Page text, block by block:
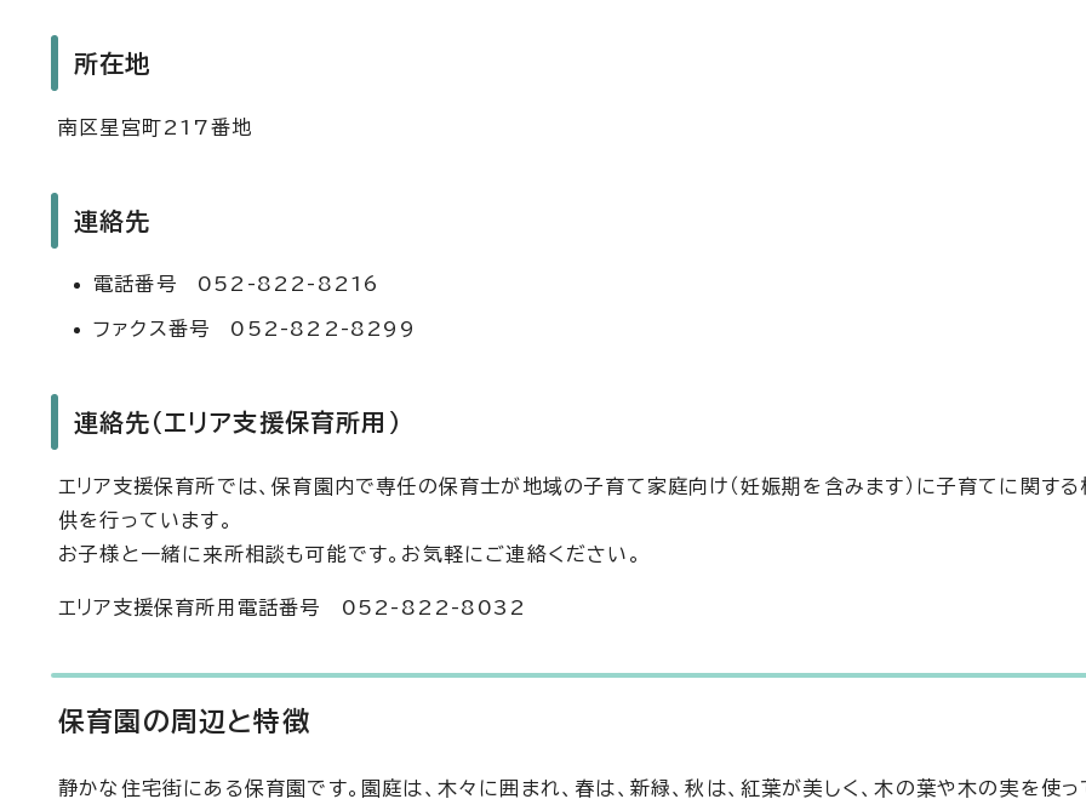
所在地
南区星宮町217番地
連絡先
電話番号 052-822-8216
ファクス番号 052-822-8299
連絡先（エリア支援保育所用）
エリア支援保育所では、保育園内で専任の保育士が地域の子育て家庭向け（妊娠期を含みます）に子育てに関す
供を行っています。
お子様と一緒に来所相談も可能です。お気軽にご連絡ください。
エリア支援保育所用電話番号 052-822-8032
保育園の周辺と特徴
静かな住宅街にある保育園です。園庭は、木々に囲まれ、春は、新緑、秋は、紅葉が美しく、木の葉や木の実を使